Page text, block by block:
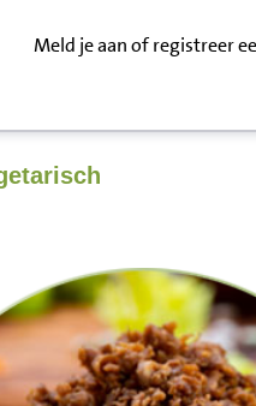
Meld je aan of registreer